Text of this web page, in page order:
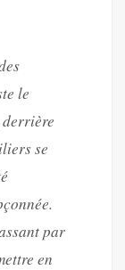
le
se
par
en